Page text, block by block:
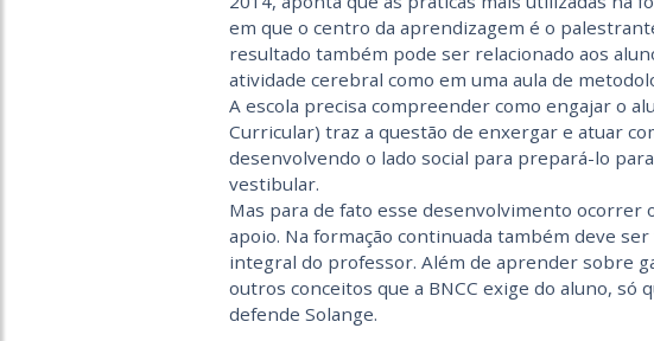
em que o centro da aprendizagem é o
resultado também pode ser relacionado aos
atividade cerebral como em uma aula de
A escola precisa compreender como engajar o
Curricular) traz a questão de enxergar e atuar
desenvolvendo o lado social para prepará-lo
vestibular.
Mas para de fato esse desenvolvimento
apoio. Na formação continuada também deve
integral do professor. Além de aprender sobre
outros conceitos que a BNCC exige do aluno,
defende Solange.